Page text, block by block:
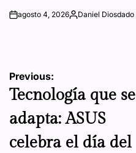
onagosto 4, 2026Posted
Daniel Diosdado
Navegación
de
entradas
Previous:
Tecnología que se
adapta: ASUS
celebra el día del